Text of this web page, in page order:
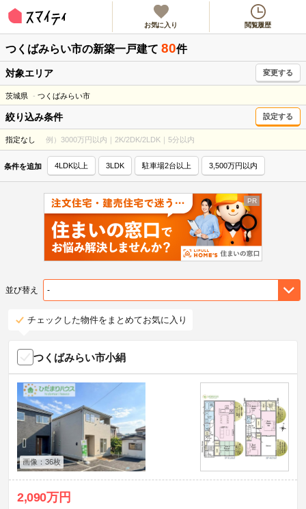
お気に入り 閲覧履歴
つくばみらい市の新築一戸建て 80件
対象エリア 変更する
茨城県 つくばみらい市
絞り込み条件 設定する
指定なし 例）3000万円以内｜2K/2DK/2LDK｜5分以内
条件を追加 4LDK以上 3LDK 駐車場2台以上 3,500万円以内
並び替え
チェックした物件をまとめてお気に入り
つくばみらい市小絹
画像：36枚
2,090万円